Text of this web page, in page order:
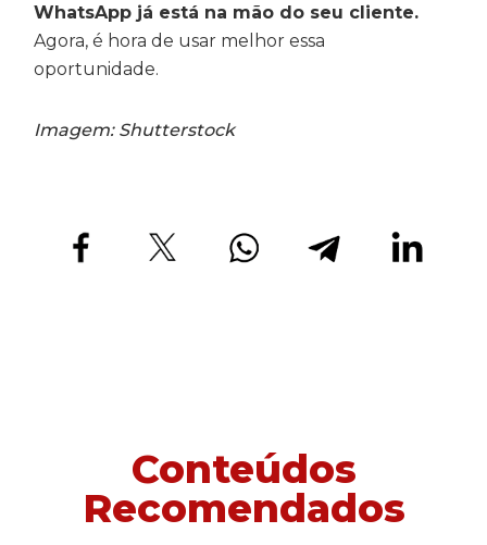
WhatsApp já está na mão do seu cliente.
Agora, é hora de usar melhor essa
oportunidade.
Imagem: Shutterstock
Conteúdos
Recomendados